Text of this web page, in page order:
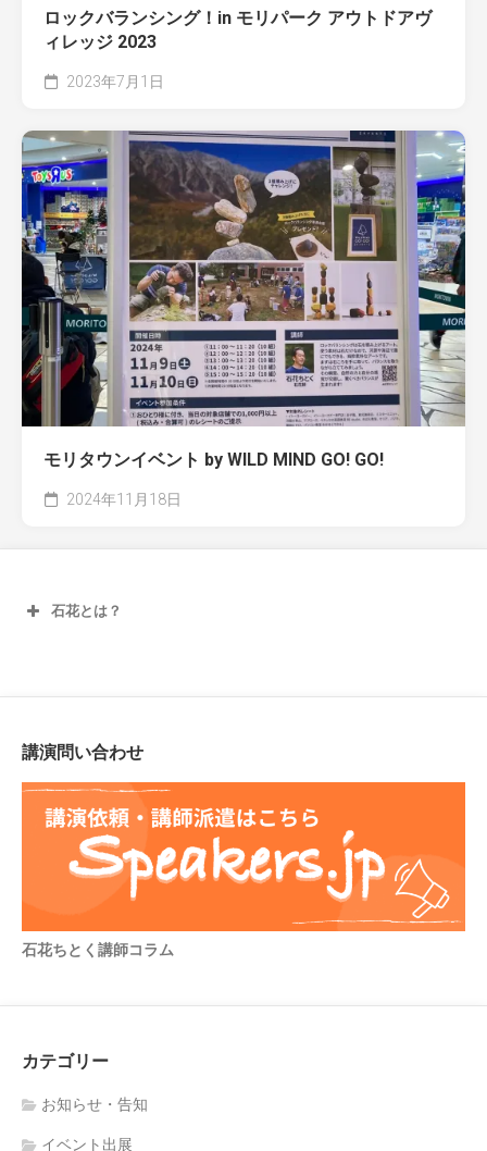
ロックバランシング！in モリパーク アウトドアヴ
ィレッジ 2023
2023年7月1日
モリタウンイベント by WILD MIND GO! GO!
2024年11月18日
石花とは？
講演問い合わせ
石花ちとく講師コラム
カテゴリー
お知らせ・告知
イベント出展